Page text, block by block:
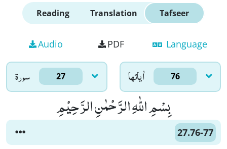
Reading Translation Tafseer
Audio PDF Language
سورۃ 27 اٰياتها 76
بِسْمِ اللّٰهِ الرَّحْمٰنِ الرَّحِیْمِ
27.76-77